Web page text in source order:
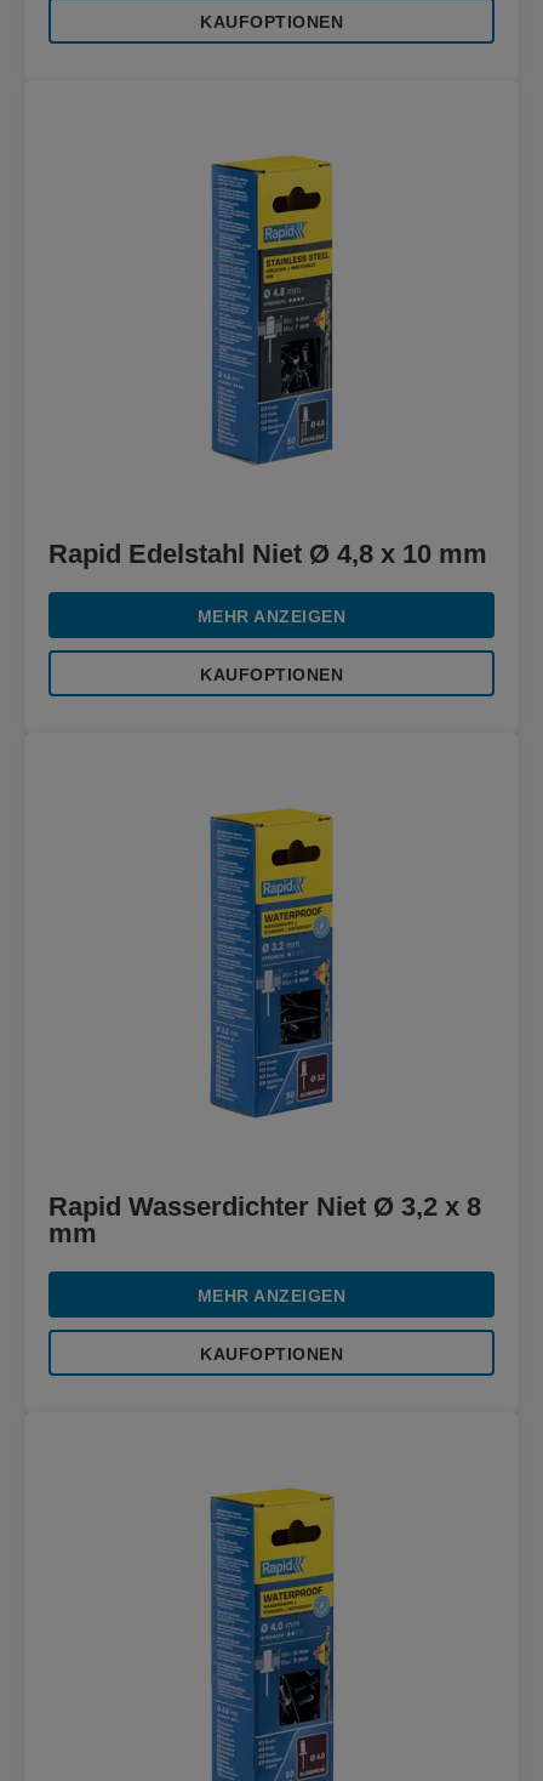
KAUFOPTIONEN
Rapid Edelstahl Niet Ø 4,8 x 10 mm
MEHR ANZEIGEN
KAUFOPTIONEN
Rapid Wasserdichter Niet Ø 3,2 x 8
mm
MEHR ANZEIGEN
KAUFOPTIONEN